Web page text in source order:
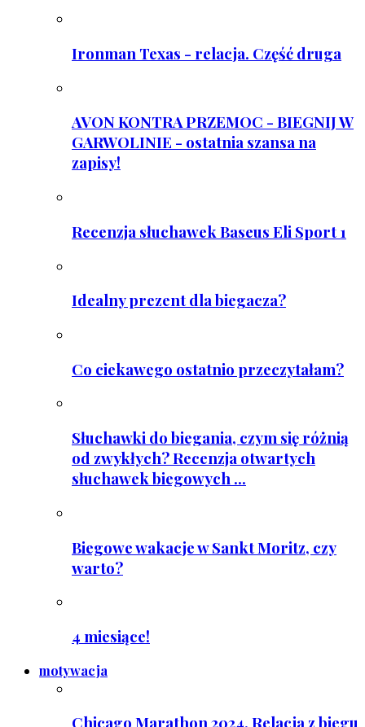
Ironman Texas - relacja. Część druga
AVON KONTRA PRZEMOC - BIEGNIJ W
GARWOLINIE - ostatnia szansa na
zapisy!
Recenzja słuchawek Baseus Eli Sport 1
Idealny prezent dla biegacza?
Co ciekawego ostatnio przeczytałam?
Słuchawki do biegania, czym się różnią
od zwykłych? Recenzja otwartych
słuchawek biegowych ...
Biegowe wakacje w Sankt Moritz, czy
warto?
4 miesiące!
motywacja
Chicago Marathon 2024. Relacja z biegu